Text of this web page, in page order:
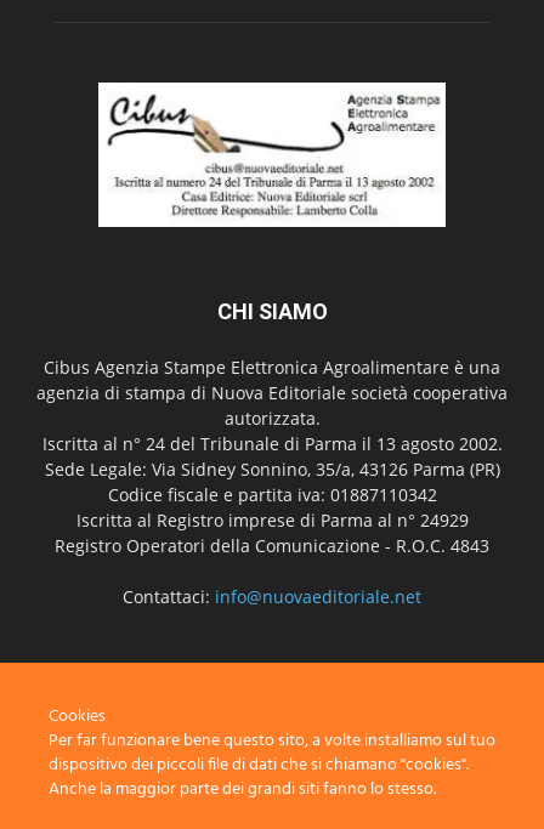
CHI SIAMO
Cibus Agenzia Stampe Elettronica Agroalimentare è una
agenzia di stampa di Nuova Editoriale società cooperativa
autorizzata.
Iscritta al n° 24 del Tribunale di Parma il 13 agosto 2002.
Sede Legale: Via Sidney Sonnino, 35/a, 43126 Parma (PR)
Codice fiscale e partita iva: 01887110342
Iscritta al Registro imprese di Parma al n° 24929
Registro Operatori della Comunicazione - R.O.C. 4843
Contattaci: info@nuovaeditoriale.net
Cookies
Per far funzionare bene questo sito, a volte installiamo sul tuo
dispositivo dei piccoli file di dati che si chiamano "cookies".
Anche la maggior parte dei grandi siti fanno lo stesso.